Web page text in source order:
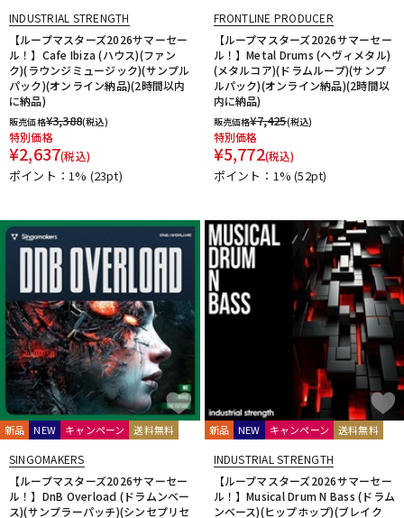
INDUSTRIAL STRENGTH
【ループマスターズ2026サマーセー
ル！】Cafe Ibiza (ハウス)(ファン
ク)(ラウンジミュージック)(サンプル
パック)(オンライン納品)(2時間以内
に納品)
販売価格¥3,388(税込)
特別価格
¥2,637(税込)
ポイント：1% (23pt)
FRONTLINE PRODUCER
【ループマスターズ2026サマーセー
ル！】Metal Drums (ヘヴィメタル)
(メタルコア)(ドラムループ)(サンプ
ルパック)(オンライン納品)(2時間以
内に納品)
販売価格¥7,425(税込)
特別価格
¥5,772(税込)
ポイント：1%(52pt)
新品 NEW キャンペーン 送料無料
SINGOMAKERS
【ループマスターズ2026サマーセー
ル！】DnB Overload (ドラムンベー
ス)(サンプラーパッチ)(シンセプリセ
新品 NEW キャンペーン 送料無料
INDUSTRIAL STRENGTH
【ループマスターズ2026サマーセー
ル！】Musical Drum N Bass (ドラム
ンベース)(ヒップホップ)(ブレイク